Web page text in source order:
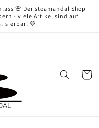
🌸 Der stoamandal Shop
- viele Artikel sind auf
💛